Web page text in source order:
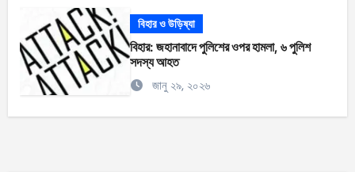
বিহার ও উড়িষ্যা
বিহার: জহানাবাদে পুলিশের ওপর হামলা, ৬ পুলিশ
সদস্য আহত
জানু ২৯, ২০২৬